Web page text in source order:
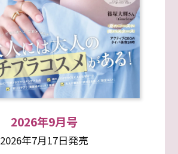
2026年9月号
2026年7月17日発売